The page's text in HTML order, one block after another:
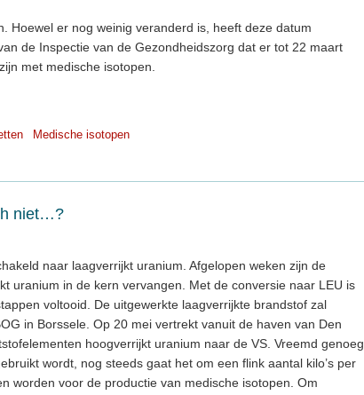
Hoewel er nog weinig veranderd is, heeft deze datum
de Inspectie van de Gezondheidszorg dat er tot 22 maart
met medische isotopen.
Medische isotopen
niet…?
naar laagverrijkt uranium. Afgelopen weken zijn de
uranium in de kern vervangen. Met de conversie naar LEU is
voltooid. De uitgewerkte laagverrijkte brandstof zal
in Borssele. Op 20 mei vertrekt vanuit de haven van Den
hoogverrijkt uranium naar de VS. Vreemd genoeg
wordt, nog steeds gaat het om een flink aantal kilo’s per
worden voor de productie van medische isotopen. Om